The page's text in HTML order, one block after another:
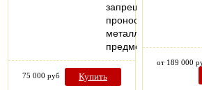
запрещенных
проносу
металлических
предметов…
75 000 руб Купить
от 189 000